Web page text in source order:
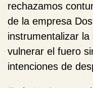
rechazamos
de la empresa
instrumentalizar
vulnerar el fuero
intenciones de